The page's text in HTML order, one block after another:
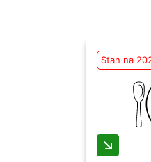
Stan na